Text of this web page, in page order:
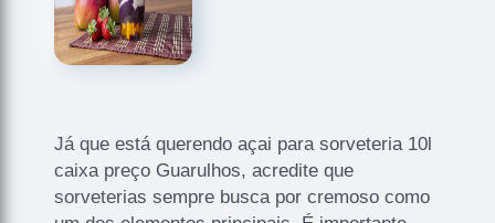
Já que está querendo açai para sorveteria 10l
caixa preço Guarulhos, acredite que
sorveterias sempre busca por cremoso como